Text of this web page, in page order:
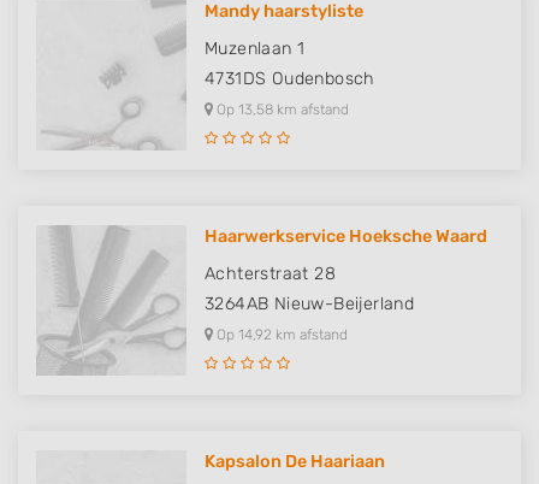
Mandy haarstyliste
Muzenlaan 1
4731DS Oudenbosch
Op 13,58 km afstand
Haarwerkservice Hoeksche Waard
Achterstraat 28
3264AB Nieuw-Beijerland
Op 14,92 km afstand
Kapsalon De Haariaan